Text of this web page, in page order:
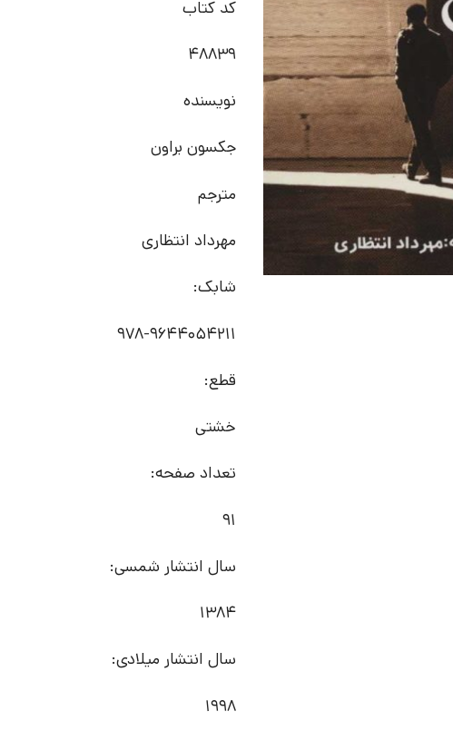
کد کتاب
48839
نویسنده
جکسون براون
مترجم
مهرداد انتظاری
شابک:
978-9644054211
قطع:
خشتی
تعداد صفحه:
91
سال انتشار شمسی:
1384
سال انتشار میلادی:
1998